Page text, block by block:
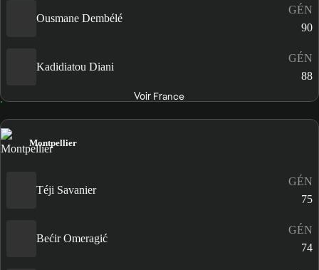
Ousmane Dembélé
GÉN
90
Kadidiatou Diani
GÉN
88
Voir France
Montpellier
Téji Savanier
GÉN
75
Bećir Omeragić
GÉN
74